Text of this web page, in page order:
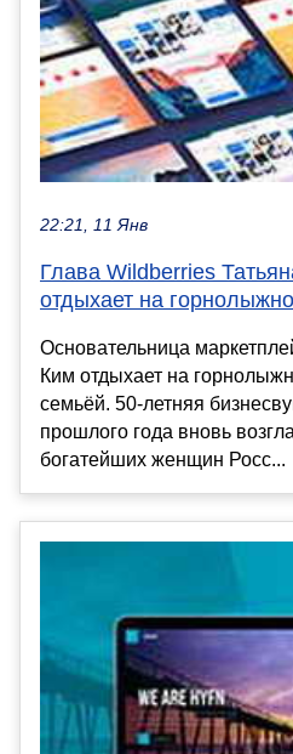
22:21, 11 Янв
Глава Wildberries
отдыхает на
Основательница
Ким отдыхает на
семьёй. 50-летняя
прошлого года вновь
богатейших женщин Росс...